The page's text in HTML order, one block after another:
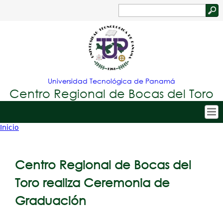
Jump to navigation
de
búsqueda
Universidad Tecnológica de Panamá
Centro Regional de Bocas del Toro
Tropical
Principal
Admisión
Oferta Académica
está
aquí
Inicio
Centro Regional de Bocas del
Toro realiza Ceremonia de
Graduación